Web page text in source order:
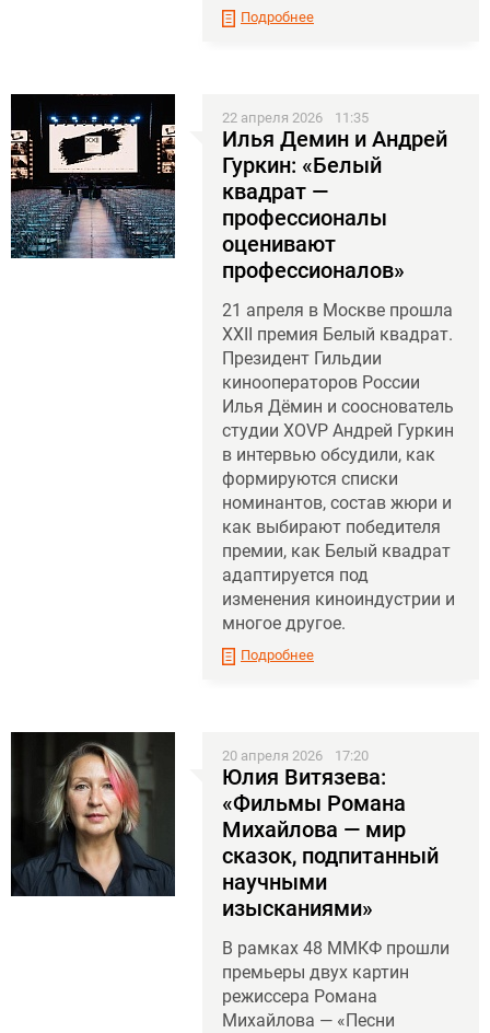
Подробнее
22 апреля 2026 11:35
Илья Демин и Андрей
Гуркин: «Белый
квадрат —
профессионалы
оценивают
профессионалов»
21 апреля в Москве прошла
XXII премия Белый квадрат.
Президент Гильдии
кинооператоров России
Илья Дёмин и сооснователь
студии XOVP Андрей Гуркин
в интервью обсудили, как
формируются списки
номинантов, состав жюри и
как выбирают победителя
премии, как Белый квадрат
адаптируется под
изменения киноиндустрии и
многое другое.
Подробнее
20 апреля 2026 17:20
Юлия Витязева:
«Фильмы Романа
Михайлова — мир
сказок, подпитанный
научными
изысканиями»
В рамках 48 ММКФ прошли
премьеры двух картин
режиссера Романа
Михайлова — «Песни